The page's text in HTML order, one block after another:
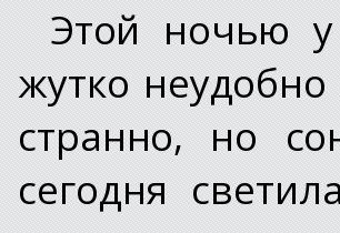
Этой ночью
жутко
странно, но
сегодня